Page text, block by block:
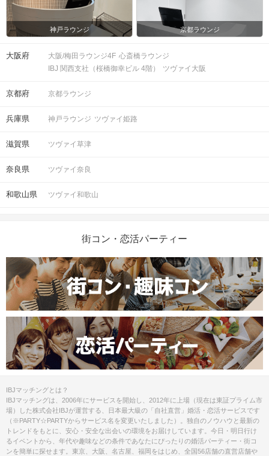
神戸ラウンジ 京都ラウンジ
大阪府 大阪/梅田ラウンジ4F 心斎橋ラウンジ
IBJ 関西支社（桜橋御幸ビル 4階）
ツヴァイ大阪
京都府 京都ラウンジ
兵庫県 神戸ラウンジ ツヴァイ姫路
滋賀県 ツヴァイ草津
奈良県 ツヴァイ奈良
和歌山県 ツヴァイ和歌山
街コン・恋活パーティー
IBJマッチングとは？
IBJマッチングは、2006年にサービスを開始し、2012年に上場（現在は東証プライム市
場）した株式会社IBJが運営する、日本最大級の「自社直営」婚活・恋活サービスです
（※PARTY☆PARTYからサービス名を変更いたしました）。独自のノウハウと最新の
トレンドをもとに、安心・安全な出会いの環境をお届けしています。今日・明日行け
るイベントから、年代や趣味などの条件であなたにぴったりの婚活パーティー・街コ
ンを簡単に探せます。東京、大阪、名古屋、福岡をはじめ、全国56店舗の直営店舗や